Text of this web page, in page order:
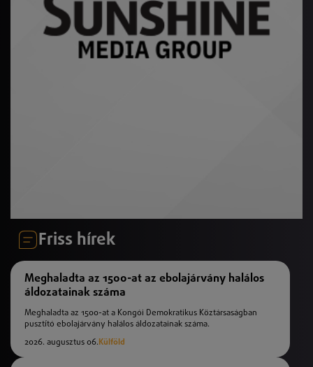
Friss hírek
Meghaladta az 1500-at az ebolajárvány halálos
áldozatainak száma
Meghaladta az 1500-at a Kongói Demokratikus Köztársaságban
pusztító ebolajárvány halálos áldozatainak száma.
2026. augusztus 06. Külföld